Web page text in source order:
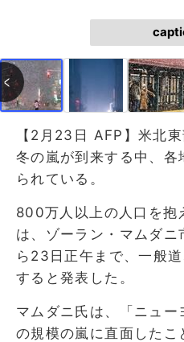
【2月23日 AFP】米北
冬の嵐が到来する中、
られている。
800万人以上の人口を抱
は、ゾーラン・マムダ
ら23日正午まで、一般
すると発表した。
マムダニ氏は、「ニュー
の規模の嵐に直面したこ